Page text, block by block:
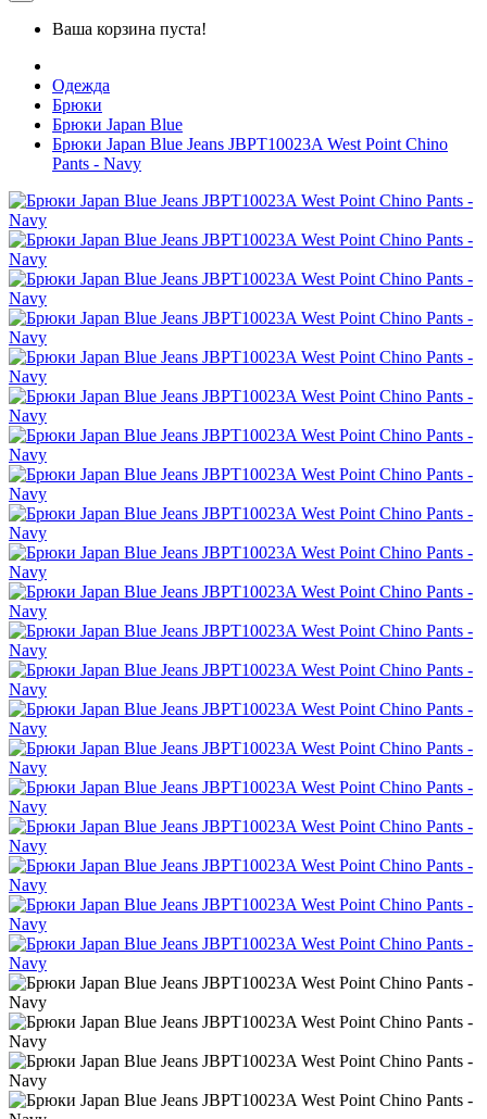
Ваша корзина пуста!
Одежда
Брюки
Брюки Japan Blue
Брюки Japan Blue Jeans JBPT10023A West Point Chino
Pants - Navy